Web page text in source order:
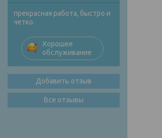
прекрасная работа, быстро и
четко.
Хорошее
обслуживание
Добавить отзыв
Все отзывы